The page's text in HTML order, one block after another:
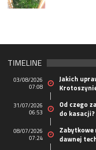
TIMELINE
03/08/2026
07:08
Jakich
31/07/2026
06:53
Od czego
do kasacji?
08/07/2026
07:24
Zabytkowe
dawnej